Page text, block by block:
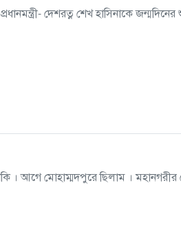
দেশরত্ন শেখ হাসিনাকে
। আগে মোহাম্মদপুরে ছিলাম ।